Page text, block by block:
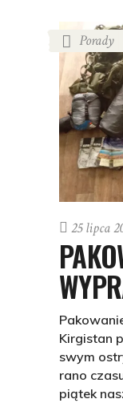
Porady
25 lipca
Kirgistan
swym
rano
piątek